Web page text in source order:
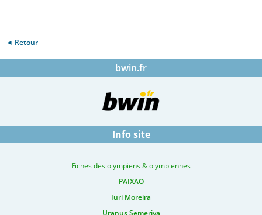
◄ Retour
bwin.fr
Info site
Fiches des olympiens & olympiennes
PAIXAO
Iuri Moreira
Uranus Semeriva